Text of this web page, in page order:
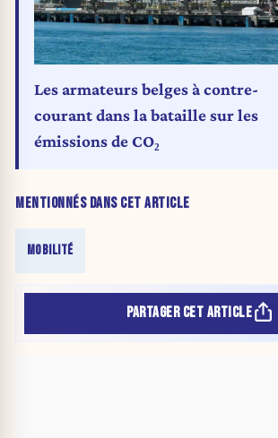
MENTIONNÉS DANS CET ARTICLE
MOBILITÉ
Les armateurs belges à contre-
courant dans la bataille sur les
émissions de CO₂
PARTAGER CET ARTICLE